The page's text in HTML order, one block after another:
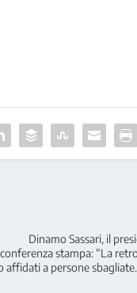
Dinamo Sassari, il
conferenza stampa: “La
affidati a persone